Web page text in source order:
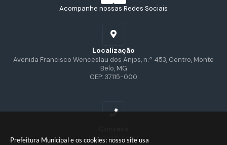
Prefeitura Municipal e os cookies: nosso site usa
Acompanhe nossas Redes Sociais
Localização
Avenida Francisco Wenceslau dos Anjos, n.º 453, Centro, Monte
Belo, MG
CEP: 37115-000
(35) 3573-6800